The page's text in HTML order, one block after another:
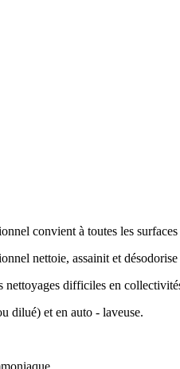
convient à toutes les
nettoie, assainit et désodorise
difficiles en
dilué) et en auto - laveuse.